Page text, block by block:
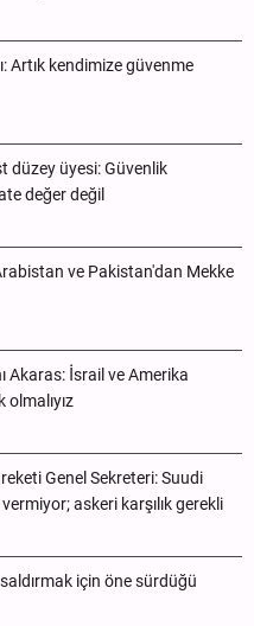
Artık kendimize güvenme
düzey üyesi: Güvenlik
değer değil
ve Pakistan'dan Mekke
Akaras: İsrail ve Amerika
olmalıyız
Genel Sekreteri: Suudi
askeri karşılık gerekli
saldırmak için öne sürdüğü